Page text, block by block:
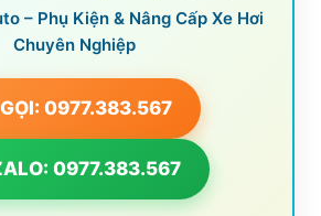
– Phụ Kiện & Nâng Cấp Xe Hơi
Chuyên Nghiệp
GỌI: 0977.383.567
0977.383.567